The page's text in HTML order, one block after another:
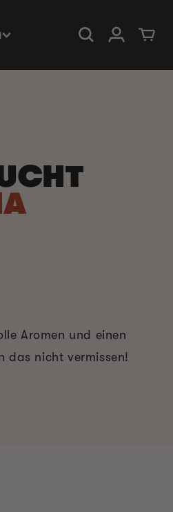
EinloggenWarenkorb
Aromen und einen
das nicht vermissen!